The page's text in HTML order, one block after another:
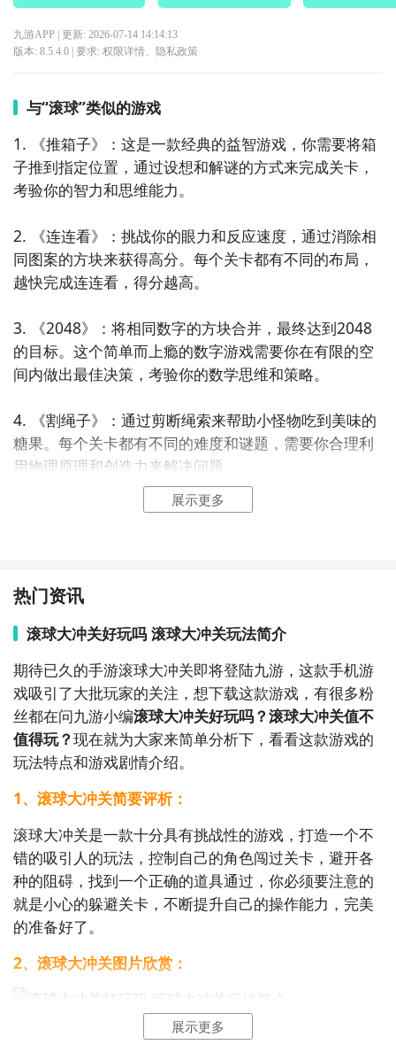
九游APP | 更新: 2026-07-14 14:14:13
版本: 8.5.4.0| 要求: 权限详情、 隐私政策
与“滚球”类似的游戏
1. 《推箱子》：这是一款经典的益智游戏，你需要将箱
子推到指定位置，通过设想和解谜的方式来完成关卡，
考验你的智力和思维能力。
2. 《连连看》：挑战你的眼力和反应速度，通过消除相
同图案的方块来获得高分。每个关卡都有不同的布局，
越快完成连连看，得分越高。
3. 《2048》：将相同数字的方块合并，最终达到2048
的目标。这个简单而上瘾的数字游戏需要你在有限的空
间内做出最佳决策，考验你的数学思维和策略。
4. 《割绳子》：通过剪断绳索来帮助小怪物吃到美味的
糖果。每个关卡都有不同的难度和谜题，需要你合理利
用物理原理和创造力来解决问题。
5. 《贪吃蛇》：控制一条小蛇在有限的区域内吃食物，
6. 《消消乐》：通过消除相同颜色的方块来得分。这是
一款简单而休闲的游戏，适合放松和娱乐，同时也有一
7. 《拼图游戏》：将拼散的图片拼接在一起，还原完整
的图像。这个游戏需要你观察力和耐心，以及对图像的
分析和拼接能力。
8. 《夹娃娃》：通过控制夹子的角度和力度来抓取娃
娃，目标是抓到指定的娃娃或奖品。这个游戏既有益智
的因素，又有一定的运气和技巧的要求。
9. 《找茬游戏》：在两幅看似相同的图片中找出差异
点。这个游戏锻炼你的观察力和细节把握能力，同时也
提供了放松和娱乐的体验。
10. 《跳一跳》：通过点击屏幕来控制角色跳跃，跳过
障碍物并获取高分。这个简单而上瘾的游戏需要你的准
确度和反应速度，挑战自己的极限。
展示更多
热门资讯
滚球大冲关好玩吗 滚球大冲关玩法简介
期待已久的手游滚球大冲关即将登陆九游，这款手机游
戏吸引了大批玩家的关注，想下载这款游戏，有很多粉
丝都在问九游小编滚球大冲关好玩吗？滚球大冲关值不
值得玩？现在就为大家来简单分析下，看看这款游戏的
玩法特点和游戏剧情介绍。
1、滚球大冲关简要评析：
滚球大冲关是一款十分具有挑战性的游戏，打造一个不
错的吸引人的玩法，控制自己的角色闯过关卡，避开各
种的阻碍，找到一个正确的道具通过，你必须要注意的
就是小心的躲避关卡，不断提升自己的操作能力，完美
的准备好了。
2、滚球大冲关图片欣赏：
展示更多